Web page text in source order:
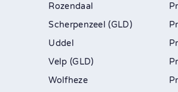
Rozendaal
Scherpenzeel (GLD)
Uddel
Velp (GLD)
Wolfheze